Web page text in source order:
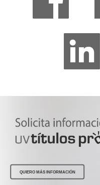
QUIERO MÁS INFORMACIÓN